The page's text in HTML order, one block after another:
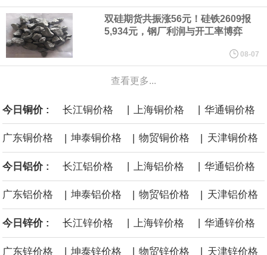
进一步扩大全年营运成果。
美国国会预算办公室（CBO）于当地时间5日发布报告称，美国海军
计划建造的15艘核动力“特朗普级”（Trump-class）战列舰，从研发
到采购的总费用可能高达2750亿美元，为美国有史以来最昂贵的水
面战舰项目之一。 根据CBO的初步估算，首舰造价约234亿美元，
后续14艘平均每艘约180亿美元。
黄金价格有望录得自今年1月以来最大单周涨幅。油价走弱为金价提
供支撑，同时投资者正等待美国非农就业数据，以寻找美国利率前
双硅期货共振涨56元！硅铁2609报
5,934元，钢厂利润与开工率博弈
08-07
查看更多...
今日铜价 : 长江铜价格 | 上海铜价格 | 华通铜价格
广东铜价格 | 坤泰铜价格 | 物贸铜价格 | 天津铜价格
今日铝价 : 长江铝价格 上海铝价格 华通铝价格
广东铝价格 | 坤泰铝价格 | 物贸铝价格 | 天津铝价格
今日锌价 : 长江锌价格 上海锌价格 华通锌价格
广东锌价格 | 坤泰锌价格 | 物贸锌价格 | 天津锌价格